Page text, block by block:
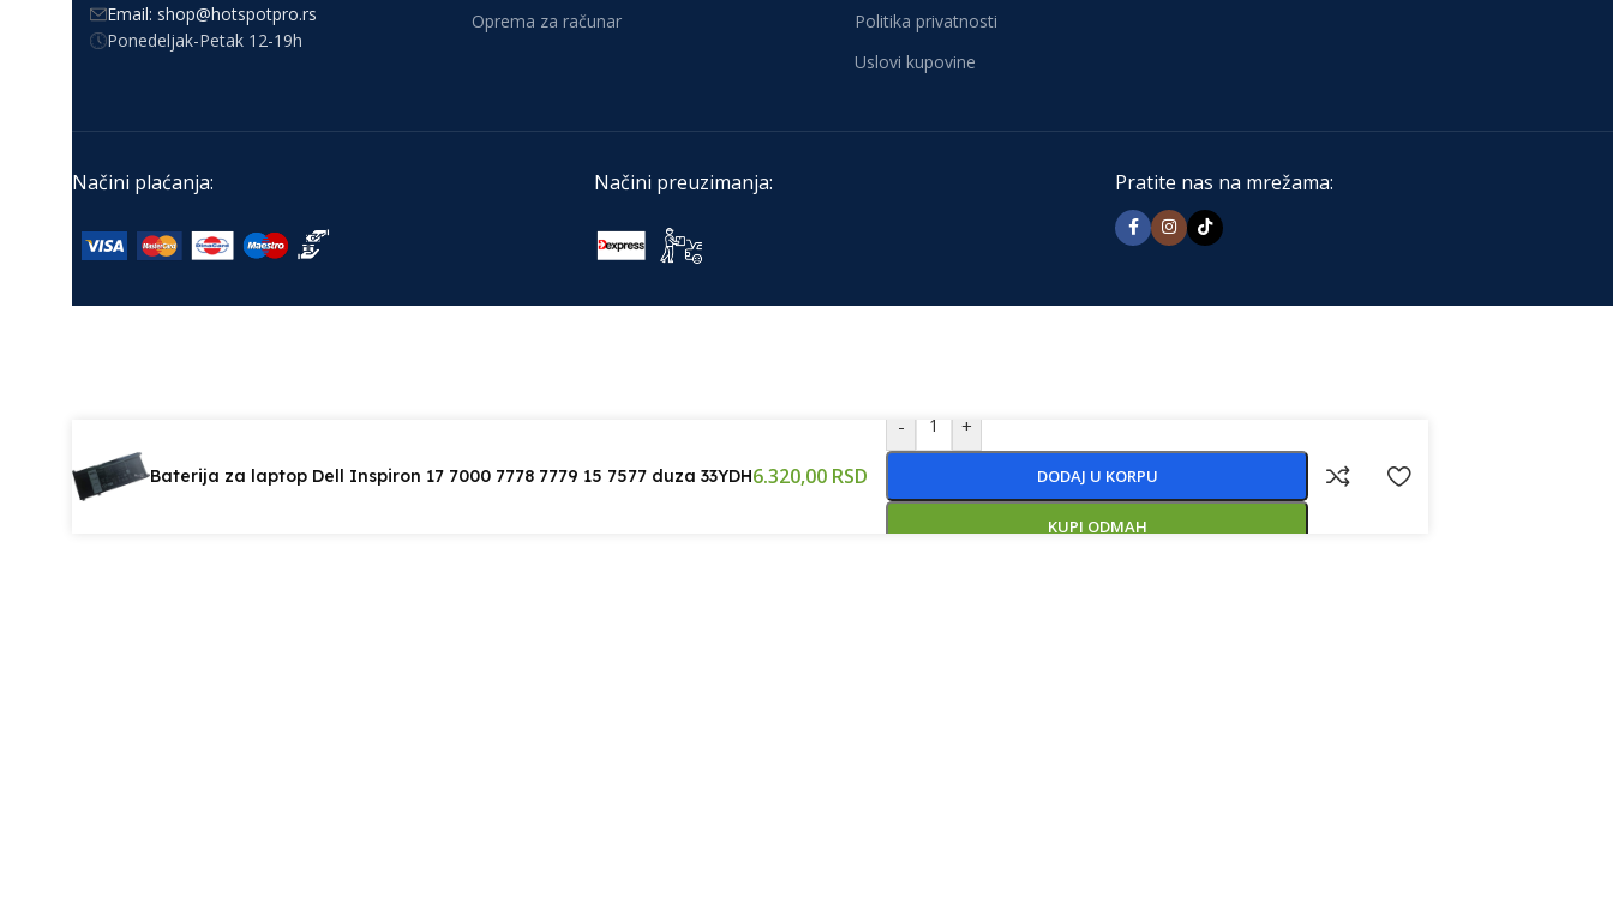
Email: shop@hotspotpro.rs
Ponedeljak-Petak 12-19h
Oprema za računar
Politika privatnosti
Uslovi kupovine
Načini plaćanja: Načini preuzimanja: Pratite nas na mrežama:
Baterija za laptop Dell Inspiron 17 7000 7778 7779 15 7577 duza 33YDH6.320,00 RSD
- +
DODAJ U KORPU
KUPI ODMAH